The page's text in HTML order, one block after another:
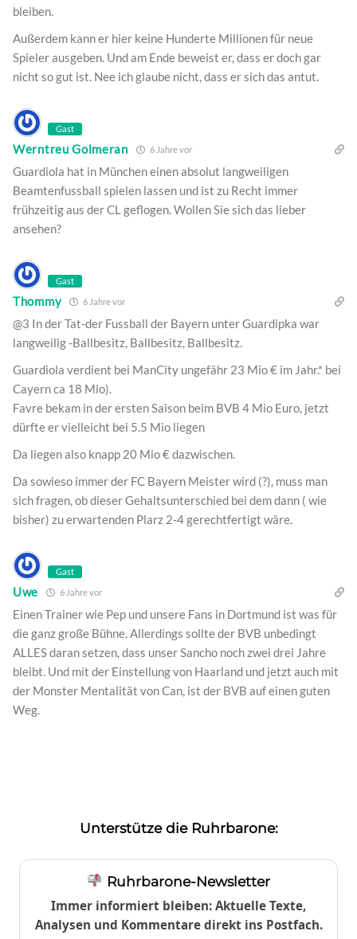
bleiben.
Außerdem kann er hier keine Hunderte Millionen für neue
Spieler ausgeben. Und am Ende beweist er, dass er doch gar
nicht so gut ist. Nee ich glaube nicht, dass er sich das antut.
Gast
Werntreu Golmeran 6 Jahre vor
Guardiola hat in München einen absolut langweiligen
Beamtenfussball spielen lassen und ist zu Recht immer
frühzeitig aus der CL geflogen. Wollen Sie sich das lieber
ansehen?
Gast
Thommy 6 Jahre vor
@3 In der Tat-der Fussball der Bayern unter Guardipka war
langweilig -Ballbesitz, Ballbesitz, Ballbesitz.
Guardiola verdient bei ManCity ungefähr 23 Mio € im Jahr.* bei
Cayern ca 18 Mio).
Favre bekam in der ersten Saison beim BVB 4 Mio Euro, jetzt
dürfte er vielleicht bei 5.5 Mio liegen
Da liegen also knapp 20 Mio € dazwischen.
Da sowieso immer der FC Bayern Meister wird (?), muss man
sich fragen, ob dieser Gehaltsunterschied bei dem dann ( wie
bisher) zu erwartenden Plarz 2-4 gerechtfertigt wäre.
Gast
Uwe 6 Jahre vor
Einen Trainer wie Pep und unsere Fans in Dortmund ist was für
die ganz große Bühne. Allerdings sollte der BVB unbedingt
ALLES daran setzen, dass unser Sancho noch zwei drei Jahre
bleibt. Und mit der Einstellung von Haarland und jetzt auch mit
der Monster Mentalität von Can, ist der BVB auf einen guten
Weg.
Unterstütze die Ruhrbarone:
Ruhrbarone-Newsletter
Immer informiert bleiben: Aktuelle Texte,
Analysen und Kommentare direkt ins Postfach.